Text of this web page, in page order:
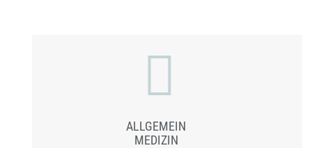
ALLGEMEIN
MEDIZIN